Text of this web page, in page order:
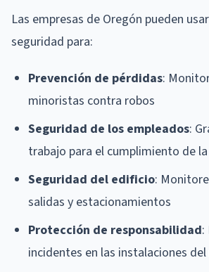
Las empresas de Oregón pueden
seguridad para:
Prevención de pérdidas:
minoristas contra robos
Seguridad de los empleados:
trabajo para el cumplimiento de
Seguridad del edificio:
salidas y estacionamientos
Protección de responsabilidad:
incidentes en las instalaciones